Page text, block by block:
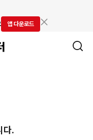
앱 다운로드
다.